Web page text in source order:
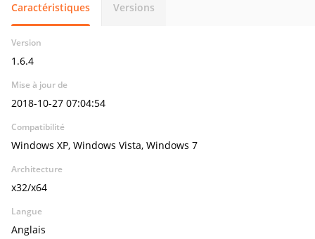
Caractéristiques Versions
Version
1.6.4
Mise à jour de
2018-10-27 07:04:54
Compatibilité
Windows XP, Windows Vista, Windows 7
Architecture
x32/x64
Langue
Anglais